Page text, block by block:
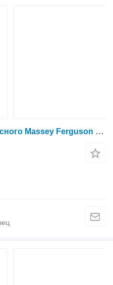
Кабина для трактора колесного Massey Ferguson 165